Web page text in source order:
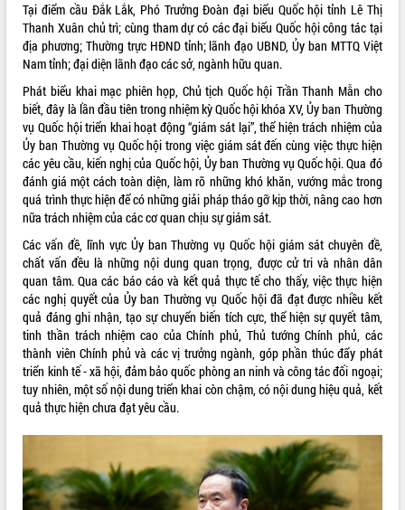
VIDEO
Khám bệnh, cấp phát thuốc miễn phí
và tặng quà người dân xã Cư Pui
Hội nghị UBND tỉnh Đắk Lắk thường kỳ
tháng 7/2026
Lễ truy tặng danh hiệu “Bà Mẹ Việt
Nam Anh hùng” và trao Huân chương
UBND tỉnh Đắk Lắk triển khai nhiệm
vụ 6 tháng cuối năm 2026
ALBUM ẢNH
Tại điểm cầu Đắk Lắk, Phó Trưởng Đoàn đại biểu Quốc hội tỉnh Lê Thị
Thanh Xuân chủ trì; cùng tham dự có các đại biểu Quốc hội công tác tại
địa phương; Thường trực HĐND tỉnh; lãnh đạo UBND, Ủy ban MTTQ Việt
Nam tỉnh; đại diện lãnh đạo các sở, ngành hữu quan.
Phát biểu khai mạc phiên họp, Chủ tịch Quốc hội Trần Thanh Mẫn cho
biết, đây là lần đầu tiên trong nhiệm kỳ Quốc hội khóa XV, Ủy ban Thường
vụ Quốc hội triển khai hoạt động “giám sát lại”, thể hiện trách nhiệm của
Ủy ban Thường vụ Quốc hội trong việc giám sát đến cùng việc thực hiện
các yêu cầu, kiến nghị của Quốc hội, Ủy ban Thường vụ Quốc hội. Qua đó
đánh giá một cách toàn diện, làm rõ những khó khăn, vướng mắc trong
quá trình thực hiện để có những giải pháp tháo gỡ kịp thời, nâng cao hơn
nữa trách nhiệm của các cơ quan chịu sự giám sát.
Các vấn đề, lĩnh vực Ủy ban Thường vụ Quốc hội giám sát chuyên đề,
chất vấn đều là những nội dung quan trọng, được cử tri và nhân dân
quan tâm. Qua các báo cáo và kết quả thực tế cho thấy, việc thực hiện
các nghị quyết của Ủy ban Thường vụ Quốc hội đã đạt được nhiều kết
quả đáng ghi nhận, tạo sự chuyển biến tích cực, thể hiện sự quyết tâm,
tinh thần trách nhiệm cao của Chính phủ, Thủ tướng Chính phủ, các
thành viên Chính phủ và các vị trưởng ngành, góp phần thúc đẩy phát
triển kinh tế - xã hội, đảm bảo quốc phòng an ninh và công tác đối ngoại;
tuy nhiên, một số nội dung triển khai còn chậm, có nội dung hiệu quả, kết
quả thực hiện chưa đạt yêu cầu.